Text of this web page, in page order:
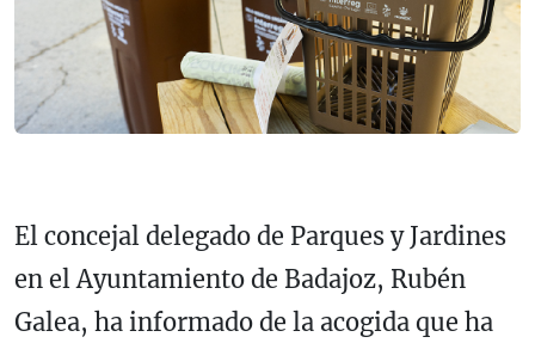
El concejal delegado de Parques y Jardines
en el Ayuntamiento de Badajoz, Rubén
Galea, ha informado de la acogida que ha